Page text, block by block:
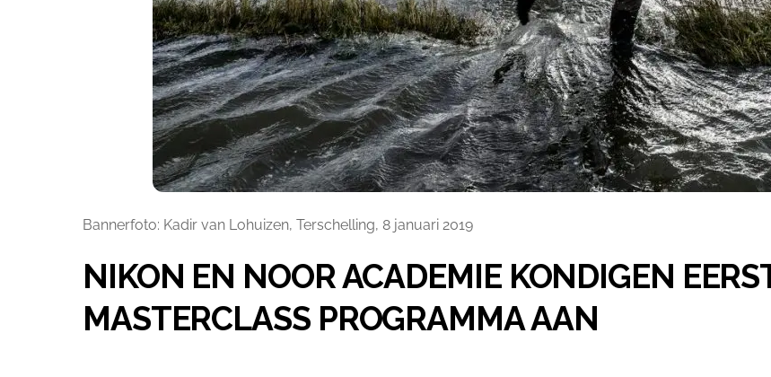
Bannerfoto: Kadir van Lohuizen, Terschelling, 8 januari 2019
NIKON EN NOOR ACADEMIE KONDIGEN
MASTERCLASS PROGRAMMA AAN